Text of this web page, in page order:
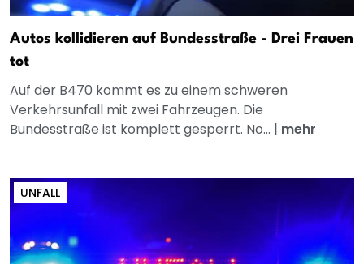
Autos kollidieren auf Bundesstraße - Drei Frauen
tot
Auf der B470 kommt es zu einem schweren
Verkehrsunfall mit zwei Fahrzeugen. Die
Bundesstraße ist komplett gesperrt. No... | mehr
UNFALL